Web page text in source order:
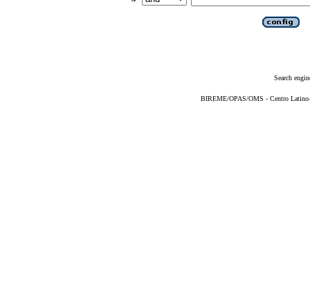
Search
BIREME/OPAS/OMS - Centro Latino-